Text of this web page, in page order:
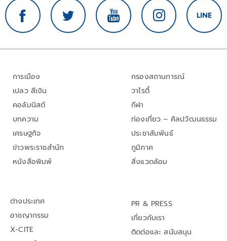
การเมือง
เปลว สีเงิน
คอลัมนิสต์
บทความ
เศรษฐกิจ
ข่าวพระราชสำนัก
หนังสือพิมพ์
กรองสถานการณ์
วาไรตี้
กีฬา
ท่องเที่ยว – ศิลปวัฒนธรรม
ประชาสัมพันธ์
ภูมิภาค
สิ่งแวดล้อม
ต่างประเทศ
อาชญากรรม
X-CITE
PR & PRESS
เกี่ยวกับเรา
ติดต่อและ สนับสนุน